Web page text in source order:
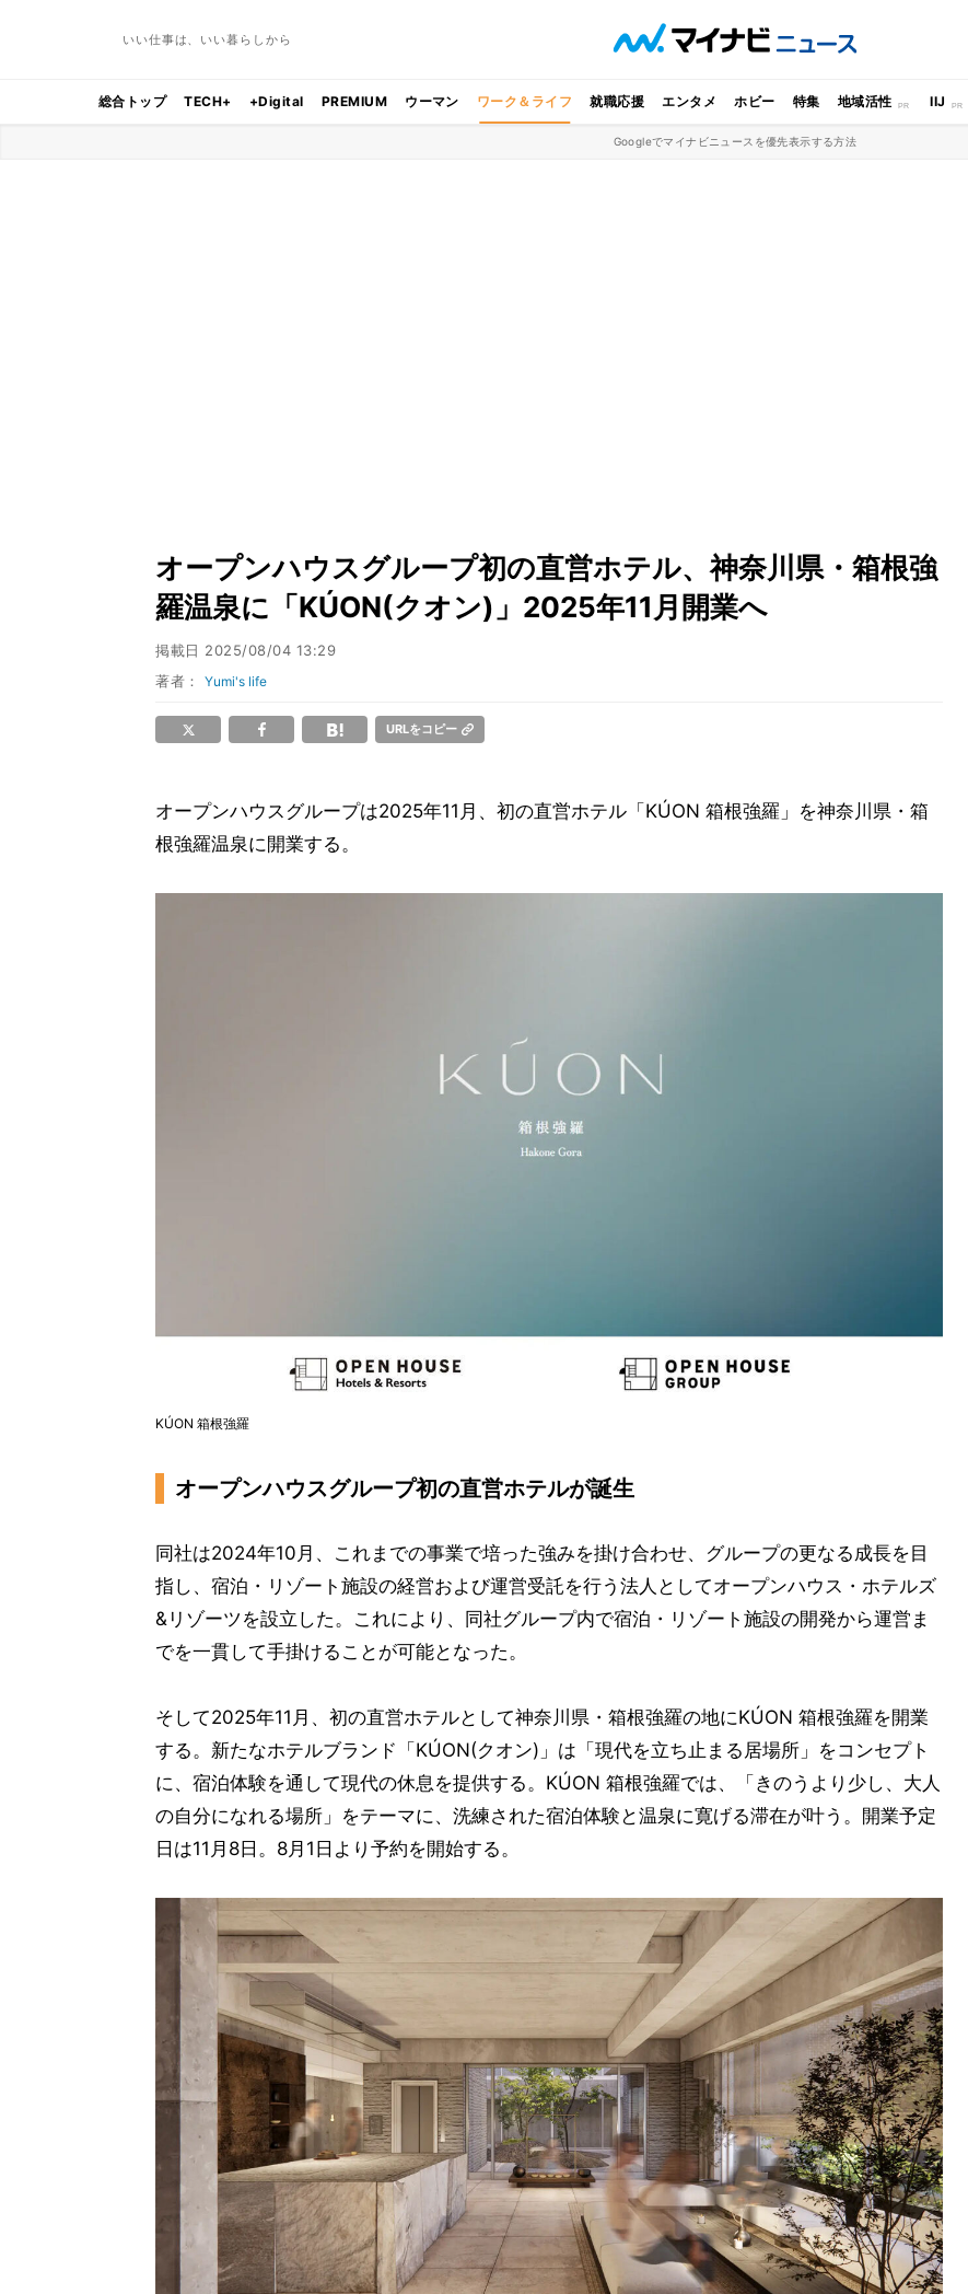
いい仕事は、いい暮らしから
総合トップ TECH+ +Digital PREMIUM ウーマン ワーク＆ライフ 就職応援 エンタメ ホビー 特集 地域活性 IIJ
Googleでマイナビニュースを優先表示する方法
オープンハウスグループ初の直営ホテル、神奈川県・箱根強
羅温泉に「KÚON(クオン)」2025年11月開業へ
掲載日 2025/08/04 13:29
著者：Yumi's life
URLをコピー
オープンハウスグループは2025年11月、初の直営ホテル「KÚON 箱根強羅」を神奈川県・箱
根強羅温泉に開業する。
KÚON 箱根強羅
オープンハウスグループ初の直営ホテルが誕生
同社は2024年10月、これまでの事業で培った強みを掛け合わせ、グループの更なる成長を目
指し、宿泊・リゾート施設の経営および運営受託を行う法人としてオープンハウス・ホテルズ
&リゾーツを設立した。これにより、同社グループ内で宿泊・リゾート施設の開発から運営ま
でを一貫して手掛けることが可能となった。
そして2025年11月、初の直営ホテルとして神奈川県・箱根強羅の地にKÚON 箱根強羅を開業
する。新たなホテルブランド「KÚON(クオン)」は「現代を立ち止まる居場所」をコンセプト
に、宿泊体験を通して現代の休息を提供する。KÚON 箱根強羅では、「きのうより少し、大人
の自分になれる場所」をテーマに、洗練された宿泊体験と温泉に寛げる滞在が叶う。開業予定
日は11月8日。8月1日より予約を開始する。